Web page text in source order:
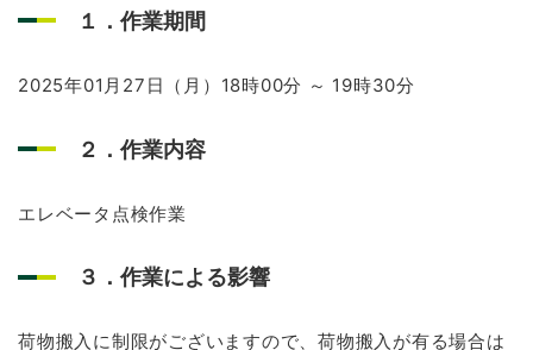
１．作業期間
2025年01月27日（月）18時00分 ～ 19時30分
２．作業内容
エレベータ点検作業
３．作業による影響
荷物搬入に制限がございますので、荷物搬入が有る場合は